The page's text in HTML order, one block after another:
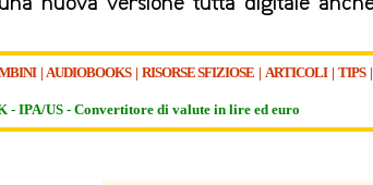
| AUDIOBOOKS| RISORSE SFIZIOSE | ARTICOLI| TIPS|
- IPA/US - Convertitore di valute in lire ed euro